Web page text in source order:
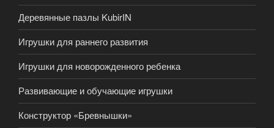
Деревянные пазлы KubirIN
Игрушки для раннего развития
Игрушки для новорожденного ребенка
Развивающие и обучающие игрушки
Конструктор «Бревнышки»